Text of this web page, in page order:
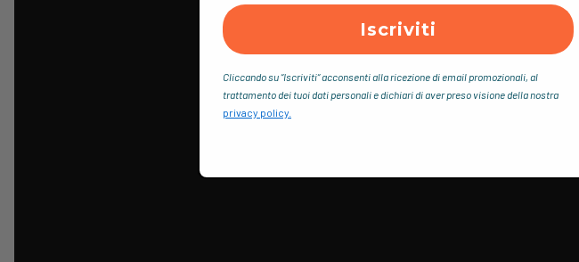
Iscriviti
Cliccando su “Iscriviti“ acconsenti alla ricezione di email promozionali, al
trattamento dei tuoi dati personali e dichiari di aver preso visione della nostra
privacy policy.